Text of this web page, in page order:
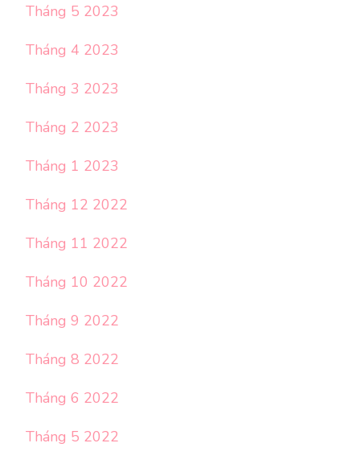
Tháng 5 2023
Tháng 4 2023
Tháng 3 2023
Tháng 2 2023
Tháng 1 2023
Tháng 12 2022
Tháng 11 2022
Tháng 10 2022
Tháng 9 2022
Tháng 8 2022
Tháng 6 2022
Tháng 5 2022